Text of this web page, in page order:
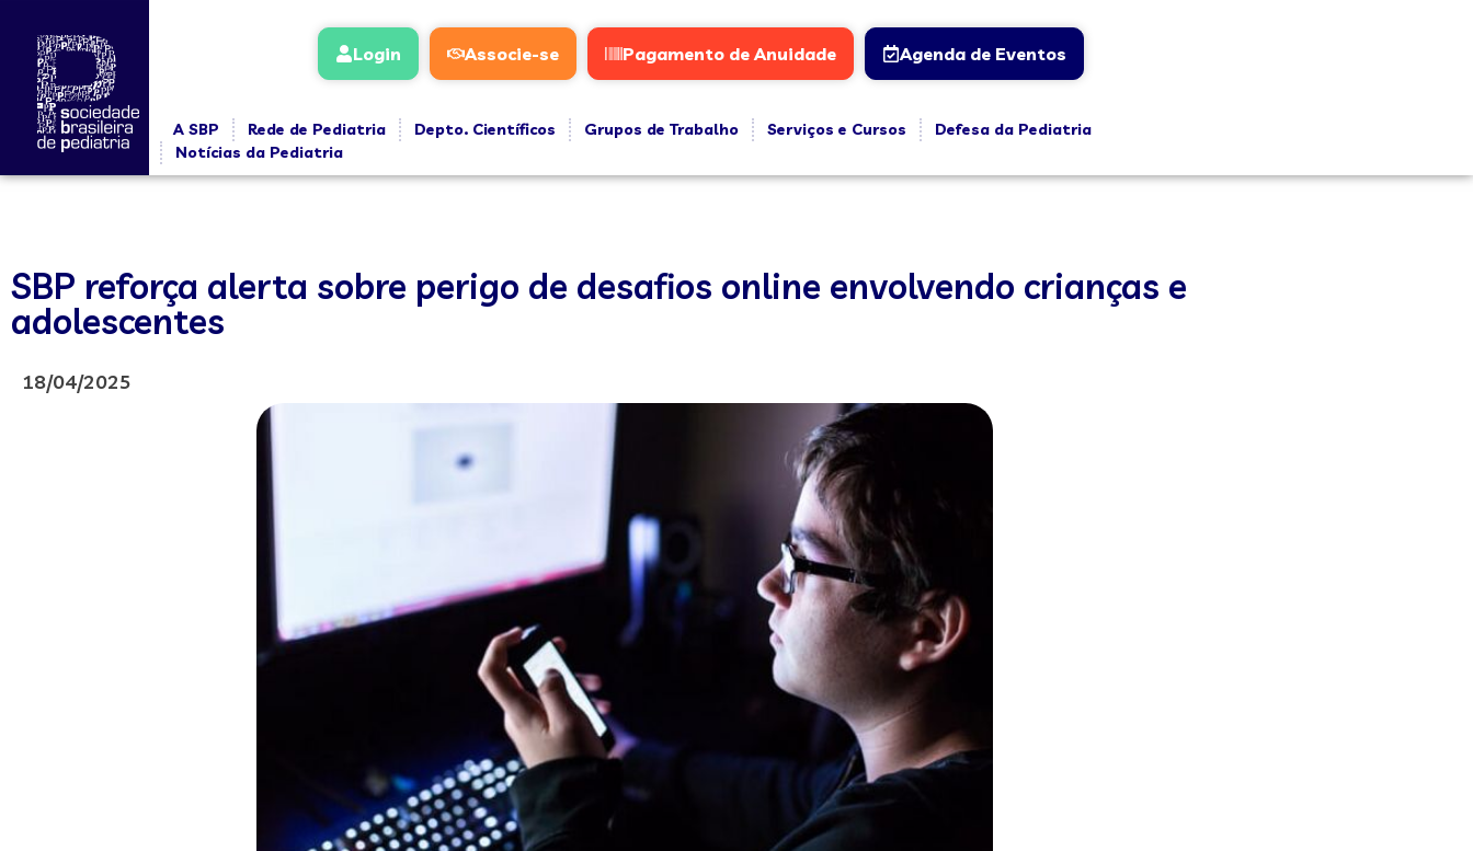
Login Associe-se Pagamento de Anuidade Agenda de Eventos
A SBP Rede de Pediatria Depto. Científicos Grupos de Trabalho Serviços e Cursos
Defesa da Pediatria
Notícias da Pediatria
SBP reforça alerta sobre perigo de desafios online envolvendo crianças e
adolescentes
18/04/2025